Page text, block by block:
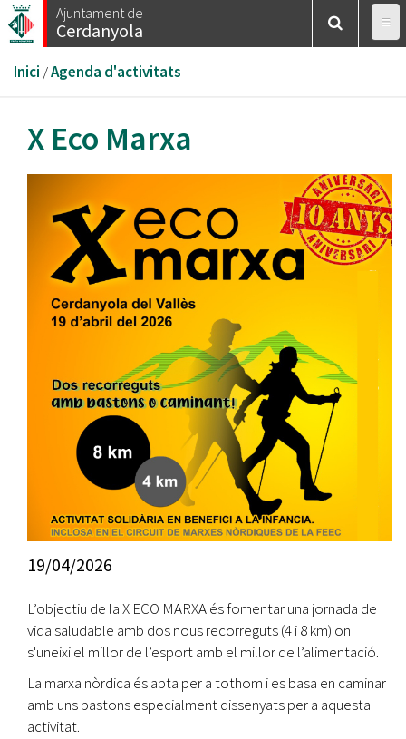
Vés
al
Ajuntament de
Cerdanyola
Esteu
aquí
Inici /Agenda d'activitats
X Eco Marxa
19/04/2026
L’objectiu de la X ECO MARXA és fomentar una jornada de
vida saludable amb dos nous recorreguts (4 i 8 km) on
s'uneixi el millor de l’esport amb el millor de l’alimentació.
La marxa nòrdica és apta per a tothom i es basa en caminar
amb uns bastons especialment dissenyats per a aquesta
activitat.